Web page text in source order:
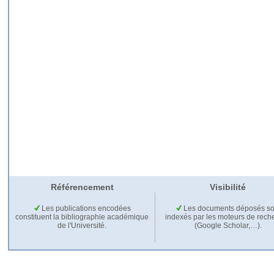
Référencement Visibilité
Les publications encodées
constituent la bibliographie académique
de l'Université.
Les documents déposés
indexés par les moteurs de
(Google Scholar,…).